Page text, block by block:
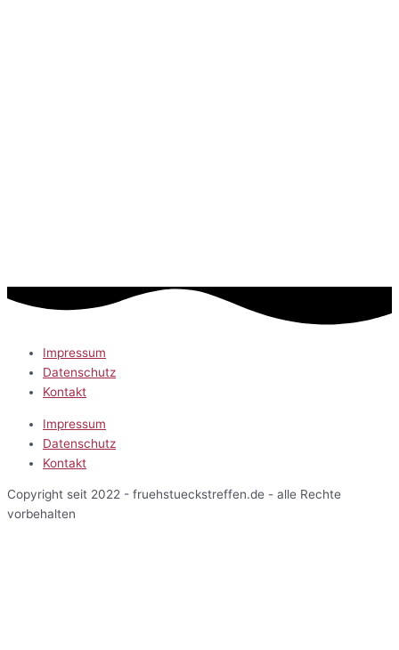
Impressum
Datenschutz
Kontakt
Impressum
Datenschutz
Kontakt
Copyright seit 2022 - fruehstueckstreffen.de - alle Rechte
vorbehalten